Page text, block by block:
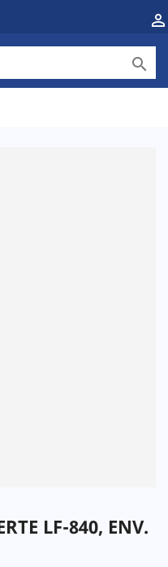


LF-840, ENV.